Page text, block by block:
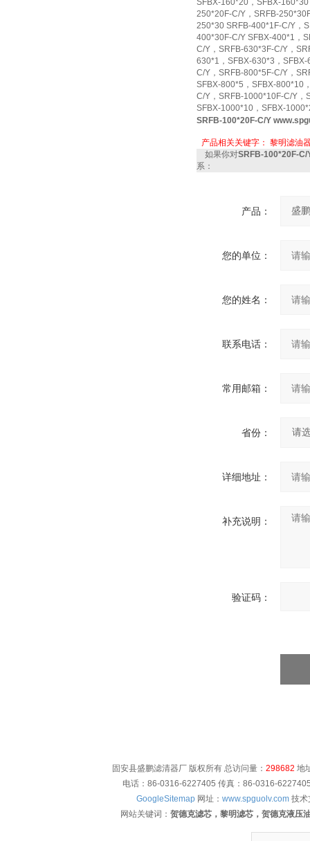
SFBX-160*20，SFBX-
250*20F-C/Y，SRFB-
250*30 SRFB-400*1F-C/Y，
400*30F-C/Y SFBX-400*1，
C/Y，SRFB-630*3F-C/Y，
630*1，SFBX-630*3，
C/Y，SRFB-800*5F-C/Y，
SFBX-800*5，SFBX-800*10
C/Y，SRFB-1000*10F-C/Y
SFBX-1000*10，SFBX-
SRFB-100*20F-C/Y
产品相关关键字： 黎明滤油
如果你对SRFB-100*20F-C/
系：
产品：
您的单位：
您的姓名：
联系电话：
常用邮箱：
省份：
详细地址：
补充说明：
验证码：
固安县盛鹏滤清器厂 版权所有 总访问量： 298682 地
电话：86-0316-6227405 传真：86-0316-
GoogleSitemap 网址： www.spguolv.com 技术
网站关键词： 贺德克滤芯，黎明滤芯，贺德克液压